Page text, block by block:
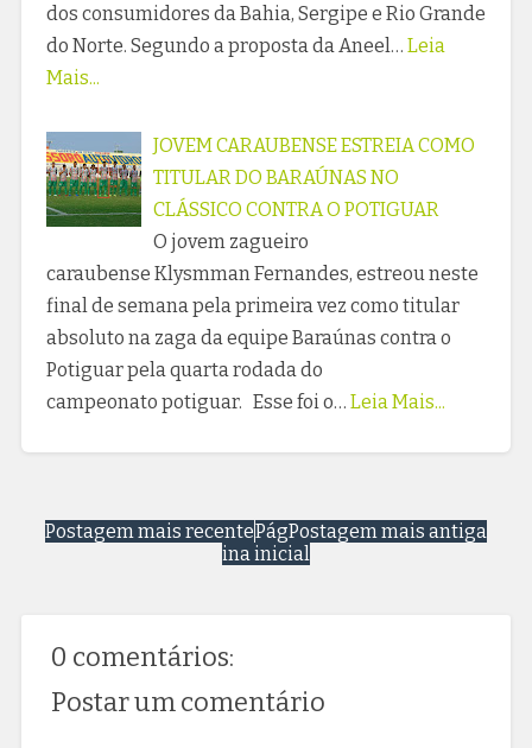
dos consumidores da Bahia, Sergipe e Rio Grande
do Norte. Segundo a proposta da Aneel… Leia
Mais...
JOVEM CARAUBENSE ESTREIA COMO
TITULAR DO BARAÚNAS NO
CLÁSSICO CONTRA O POTIGUAR
O jovem zagueiro
caraubense Klysmman Fernandes, estreou neste
final de semana pela primeira vez como titular
absoluto na zaga da equipe Baraúnas contra o
Potiguar pela quarta rodada do
campeonato potiguar. Esse foi o… Leia Mais...
Postagem mais recente Postagem mais antiga
Pág
ina inicial
0 comentários:
Postar um comentário